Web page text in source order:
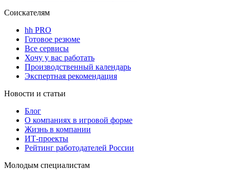
Соискателям
hh PRO
Готовое резюме
Все сервисы
Хочу у вас работать
Производственный календарь
Экспертная рекомендация
Новости и статьи
Блог
О компаниях в игровой форме
Жизнь в компании
ИТ-проекты
Рейтинг работодателей России
Молодым специалистам